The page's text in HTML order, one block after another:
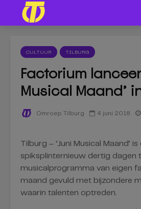
CULTUUR TILBURG
Factorium
Musical Maand’
Omroep Tilburg 4 juni 2018
Tilburg – ‘Juni Musical Maand’ is
spiksplinternieuw dertig dagen
musicalprogramma van eigen
maand gevuld met bijzondere
waarin talenten optreden.